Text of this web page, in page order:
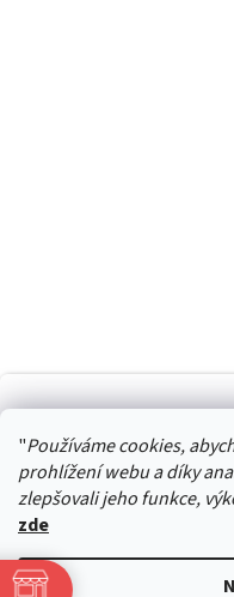
"Používáme cookies,
prohlížení webu a díky
zlepšovali jeho funkce,
zde
Stačí se přihlásit k
Ano,